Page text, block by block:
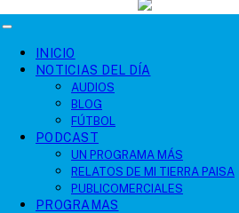
INICIO
NOTICIAS DEL DÍA
AUDIOS
BLOG
FÚTBOL
PODCAST
UN PROGRAMA MÁS
RELATOS DE MI TIERRA PAISA
PUBLICOMERCIALES
PROGRAMAS